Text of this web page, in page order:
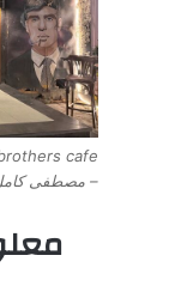
– مصطفى